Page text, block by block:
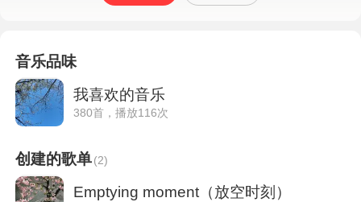
音乐品味
我喜欢的音乐
380首，播放116次
创建的歌单(2)
Emptying moment（放空时刻）